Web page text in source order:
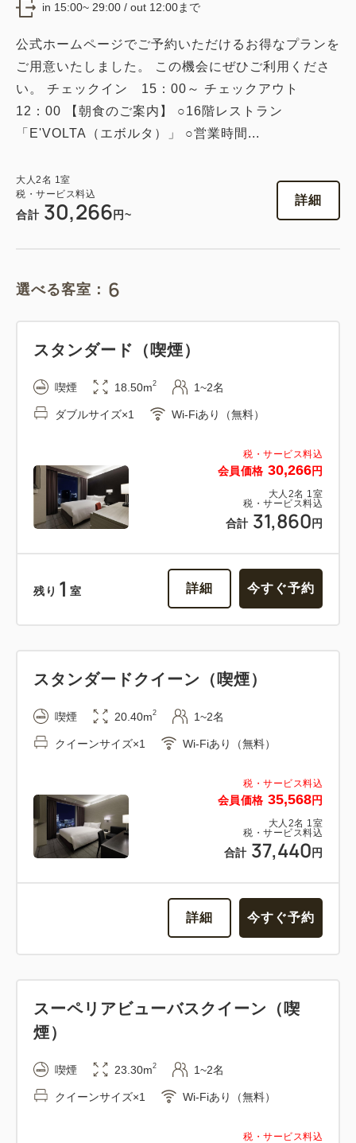
in 15:00~ 29:00 / out 12:00まで
公式ホームページでご予約いただけるお得なプランを
ご用意いたしました。 この機会にぜひご利用くださ
い。 チェックイン 15：00～ チェックアウト
12：00 【朝食のご案内】 ○16階レストラン
「E'VOLTA（エボルタ）」 ○営業時間...
大人2名 1室
税・サービス料込
合計 30,266 円~
詳細
選べる客室： 6
税・サービス料込
会員価格 30,266円
大人 2名 1室
税・サービス料込
合計 31,860 円
スタンダード（喫煙）
喫煙 18.50m2 1~2名
ダブルサイズ×1 Wi-Fiあり（無料）
残り 1 室 詳細 今すぐ予約
税・サービス料込
会員価格 35,568円
大人 2名 1室
税・サービス料込
合計 37,440 円
スタンダードクイーン（喫煙）
喫煙 20.40m2 1~2名
クイーンサイズ×1 Wi-Fiあり（無料）
詳細 今すぐ予約
税・サービス料込
スーペリアビューバスクイーン（喫
煙）
喫煙 23.30m2 1~2名
クイーンサイズ×1 Wi-Fiあり（無料）